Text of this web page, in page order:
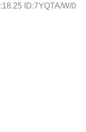
ID:7YQTA/W/0